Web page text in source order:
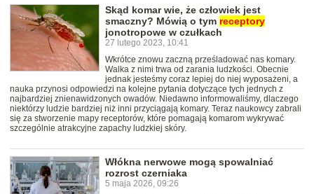
Skąd komar wie, że człowiek jest
smaczny? Mówią o tym receptory
jonotropowe w czułkach
27 lutego 2023, 10:41
Wkrótce znowu zaczną prześladować nas komary.
Walka z nimi trwa od zarania ludzkości. Obecnie
jednak jesteśmy coraz lepiej do niej wyposażeni, a
nauka przynosi odpowiedzi na kolejne pytania dotyczące tych jednych z
najbardziej znienawidzonych owadów. Niedawno informowaliśmy, dlaczego
niektórzy ludzie bardziej niż inni przyciągają komary. Teraz naukowcy zabrali
się za stworzenie mapy receptorów, które pomagają komarom wykrywać
szczególnie atrakcyjne zapachy ludzkiej skóry.
Włókna nerwowe mogą spowalniać
rozrost czerniaka
5 maja 2026, 09:26